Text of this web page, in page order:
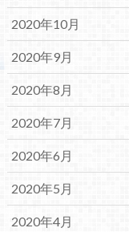
2020年10月
2020年9月
2020年8月
2020年7月
2020年6月
2020年5月
2020年4月